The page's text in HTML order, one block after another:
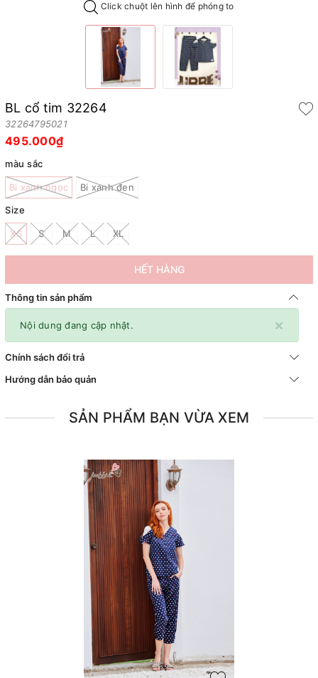
Click chuột lên hình để phóng to
BL cổ tim 32264
32264795021
495.000₫
màu sắc
Bi xanh ngọc
Bi xanh đen
Size
XS S M L XL
HẾT HÀNG
Thông tin sản phẩm
×
Nội dung đang cập nhật.
Chính sách đổi trả
Hướng dẫn bảo quản
SẢN PHẨM BẠN VỪA XEM